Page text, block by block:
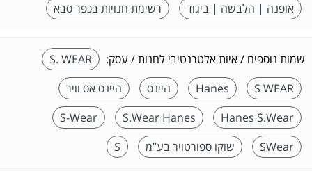
אופנה | הלבשה | ביגוד
רשימת חנויות בכפר סבא
שמות נוספים / איות אלטרנטיבי לחנות / עסק:
S. WEAR
S WEAR
Hanes היינס
היינס אס וויר
Hanes S.Wear
S.Wear Hanes
S-Wear
SWear
שוקו ספורטויר בע”מ S